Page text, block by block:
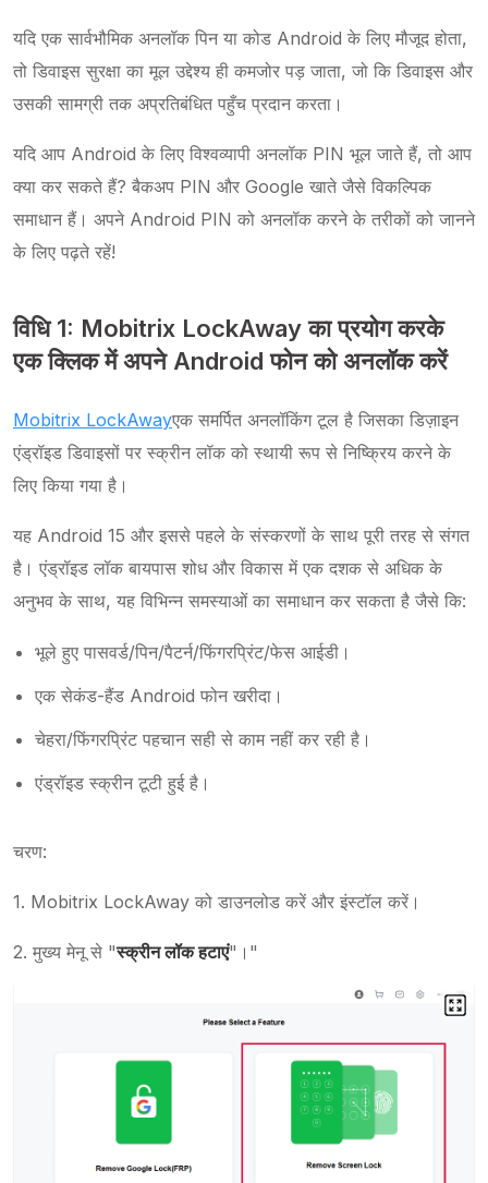
यदि एक सार्वभौमिक अनलॉक पिन या कोड Android के लिए मौजूद होता,
तो डिवाइस सुरक्षा का मूल उद्देश्य ही कमजोर पड़ जाता, जो कि डिवाइस और
उसकी सामग्री तक अप्रतिबंधित पहुँच प्रदान करता।
यदि आप Android के लिए विश्वव्यापी अनलॉक PIN भूल जाते हैं, तो आप
क्या कर सकते हैं? बैकअप PIN और Google खाते जैसे विकल्पिक
समाधान हैं। अपने Android PIN को अनलॉक करने के तरीकों को जानने
के लिए पढ़ते रहें!
विधि 1: Mobitrix LockAway का प्रयोग करके
एक क्लिक में अपने Android फोन को अनलॉक करें
Mobitrix LockAwayएक समर्पित अनलॉकिंग टूल है जिसका डिज़ाइन
एंड्रॉइड डिवाइसों पर स्क्रीन लॉक को स्थायी रूप से निष्क्रिय करने के
लिए किया गया है।
यह Android 15 और इससे पहले के संस्करणों के साथ पूरी तरह से संगत
है। एंड्रॉइड लॉक बायपास शोध और विकास में एक दशक से अधिक के
अनुभव के साथ, यह विभिन्न समस्याओं का समाधान कर सकता है जैसे कि:
भूले हुए पासवर्ड/पिन/पैटर्न/फिंगरप्रिंट/फेस आईडी।
एक सेकंड-हैंड Android फोन खरीदा।
चेहरा/फिंगरप्रिंट पहचान सही से काम नहीं कर रही है।
एंड्रॉइड स्क्रीन टूटी हुई है।
चरण:
1. Mobitrix LockAway को डाउनलोड करें और इंस्टॉल करें।
2. मुख्य मेनू से "स्क्रीन लॉक हटाएं"।"